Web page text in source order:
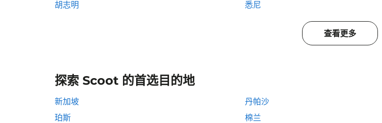
胡志明
悉尼
查看更多
探索 Scoot 的首选目的地
新加坡 丹帕沙
珀斯
棉兰